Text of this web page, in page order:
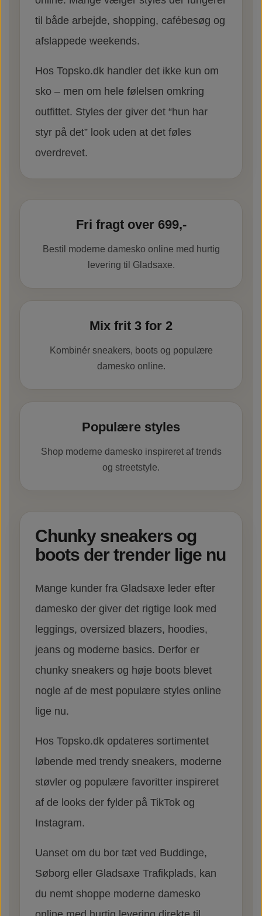
til både arbejde, shopping, cafébesøg og
afslappede weekends.
Hos Topsko.dk handler det ikke kun om
sko – men om hele følelsen omkring
outfittet. Styles der giver det “hun har
styr på det” look uden at det føles
overdrevet.
Fri fragt over 699,-
Bestil moderne damesko online med hurtig
levering til Gladsaxe.
Mix frit 3 for 2
Kombinér sneakers, boots og populære
damesko online.
Populære styles
Shop moderne damesko inspireret af trends
og streetstyle.
Chunky sneakers og
boots der trender lige nu
Mange kunder fra Gladsaxe leder efter
damesko der giver det rigtige look med
leggings, oversized blazers, hoodies,
jeans og moderne basics. Derfor er
chunky sneakers og høje boots blevet
nogle af de mest populære styles online
lige nu.
Hos Topsko.dk opdateres sortimentet
løbende med trendy sneakers, moderne
støvler og populære favoritter inspireret
af de looks der fylder på TikTok og
Instagram.
Uanset om du bor tæt ved Buddinge,
Søborg eller Gladsaxe Trafikplads, kan
du nemt shoppe moderne damesko